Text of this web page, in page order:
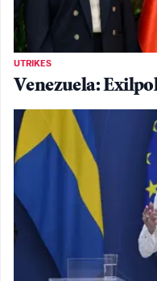
UTRIKES
Venezuela: